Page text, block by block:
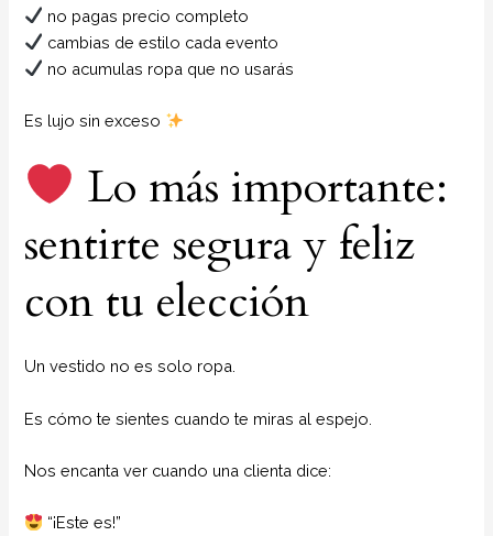
no pagas precio completo
cambias de estilo cada evento
no acumulas ropa que no usarás
Es lujo sin exceso
Lo más importante:
sentirte segura y feliz
con tu elección
Un vestido no es solo ropa.
Es cómo te sientes cuando te miras al espejo.
Nos encanta ver cuando una clienta dice:
“¡Este es!”